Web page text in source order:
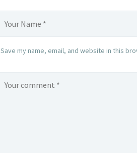
Save my name, email, and website in this